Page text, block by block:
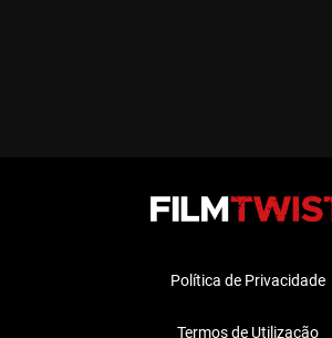
Política de Privacidade
Termos de Utilização